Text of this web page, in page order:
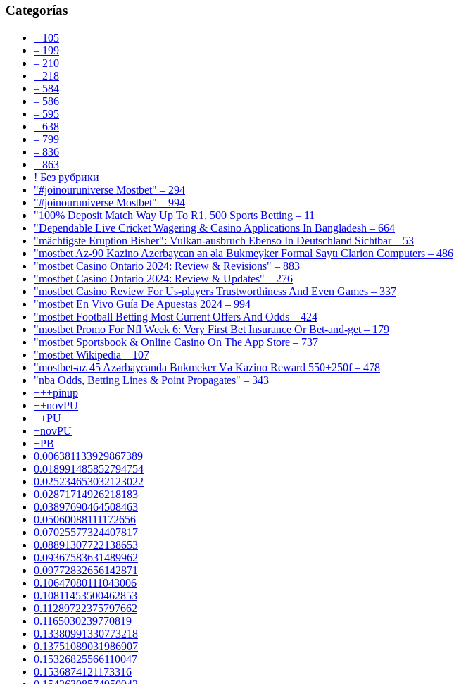
Categorías
– 105
– 199
– 210
– 218
– 584
– 586
– 595
– 638
– 799
– 836
– 863
! Без рубрики
"#joinouruniverse Mostbet" – 294
"#joinouruniverse Mostbet" – 994
"100% Deposit Match Way Up To R1, 500 Sports Betting – 11
"Dependable Live Cricket Wagering & Casino Applications In Bangladesh – 664
"mächtigste Eruption Bisher": Vulkan-ausbruch Ebenso In Deutschland Sichtbar – 53
"mostbet Az-90 Kazino Azerbaycan ən əla Bukmeyker Formal Saytı Clarion Computers – 486
"mostbet Casino Ontario 2024: Review & Revisions" – 883
"mostbet Casino Ontario 2024: Review & Updates" – 276
"mostbet Casino Review For Us-players Trustworthiness And Even Games – 337
"mostbet En Vivo Guía De Apuestas 2024 – 994
"mostbet Football Betting Most Current Offers And Odds – 424
"mostbet Promo For Nfl Week 6: Very First Bet Insurance Or Bet-and-get – 179
"‎mostbet Sportsbook & Online Casino On The App Store – 737
"mostbet Wikipedia – 107
"mostbet-az 45 Azərbaycanda Bukmeker Və Kazino Reward 550+250f – 478
"nba Odds, Betting Lines & Point Propagates" – 343
+++pinup
++novPU
++PU
+novPU
+PB
0.006381133929867389
0.018991485852794754
0.025234653032123022
0.02871714926218183
0.03897690464508463
0.05060088111172656
0.07025577324407817
0.08891307722138653
0.09367583631489962
0.09772832656142871
0.10647080111043006
0.10811453500462853
0.11289722375797662
0.1165030239770819
0.13380991330773218
0.13751089031986907
0.15326825566110047
0.1536874121173316